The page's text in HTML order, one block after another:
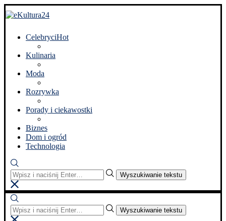
CelebryciHot
Kulinaria
Moda
Rozrywka
Porady i ciekawostki
Biznes
Dom i ogród
Technologia
Wyszukiwanie tekstu
Wyszukiwanie tekstu